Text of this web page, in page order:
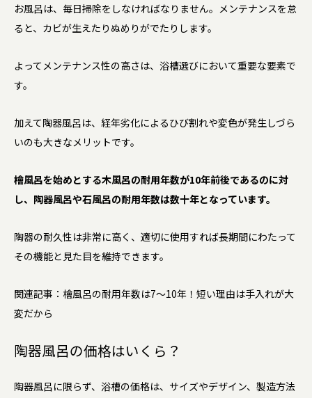
お風呂は、毎日掃除をしなければなりません。メンテナンスを怠
ると、カビが生えたりぬめりがでたりします。
よってメンテナンス性の高さは、浴槽選びにおいて重要な要素で
す。
加えて陶器風呂は、経年劣化によるひび割れや変色が発生しづら
いのも大きなメリットです。
檜風呂を始めとする木風呂の耐用年数が10年前後であるのに対
し、陶器風呂や石風呂の耐用年数は数十年となっています。
陶器の耐久性は非常に高く、適切に使用すれば長期間にわたって
その機能と見た目を維持できます。
関連記事：檜風呂の耐用年数は7〜10年！短い理由は手入れが大
変だから
陶器風呂の価格はいくら？
陶器風呂に限らず、浴槽の価格は、サイズやデザイン、製造方法